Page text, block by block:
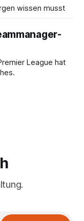
wissen musst
League hat